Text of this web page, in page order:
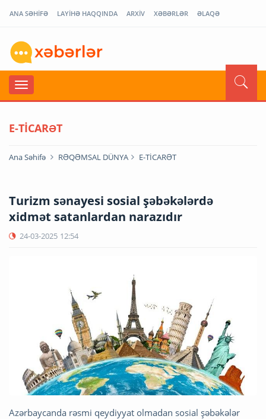
ANA SƏHİFƏ LAYİHƏ HAQQINDA ARXİV XƏBƏRLƏR ƏLAQƏ
E-TİCARƏT
Ana Səhifə RƏQƏMSAL DÜNYA E-TİCARƏT
Turizm sənayesi sosial şəbəkələrdə
xidmət satanlardan narazıdır
24-03-2025 12:54
Azərbaycanda rəsmi qeydiyyat olmadan sosial şəbəkələr